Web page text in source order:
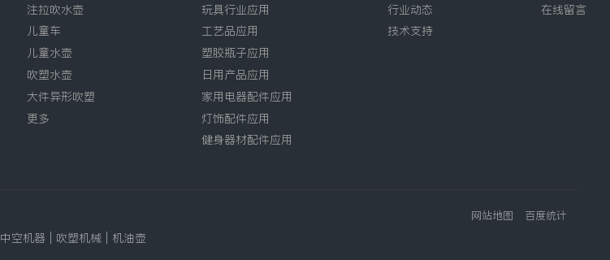
注拉吹水壶
儿童车
儿童水壶
吹塑水壶
大件异形吹塑
更多
玩具行业应用
工艺品应用
塑胶瓶子应用
日用产品应用
家用电器配件应用
灯饰配件应用
健身器材配件应用
行业动态
技术支持
在线留言
网站地图 百度统计
中空机器 吹塑机械 机油壶